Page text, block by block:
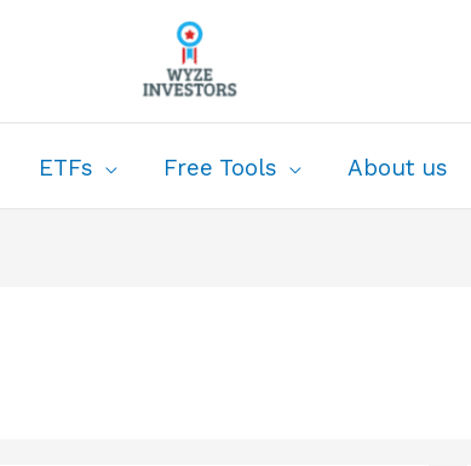
ETFs Free Tools About us